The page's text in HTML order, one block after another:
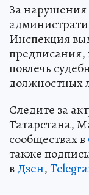
За нарушения
Инспекция
повлечь
должностных
Следите за
Татарстана,
сообществах в
также
вДзен,